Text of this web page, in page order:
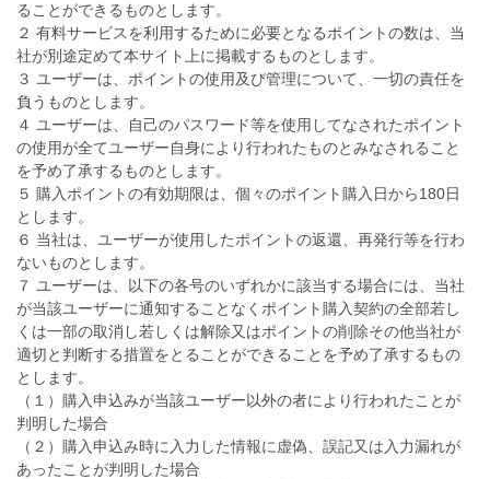
ることができるものとします。
２ 有料サービスを利用するために必要となるポイントの数は、当
社が別途定めて本サイト上に掲載するものとします。
３ ユーザーは、ポイントの使用及び管理について、一切の責任を
負うものとします。
４ ユーザーは、自己のパスワード等を使用してなされたポイント
の使用が全てユーザー自身により行われたものとみなされること
を予め了承するものとします。
５ 購入ポイントの有効期限は、個々のポイント購入日から180日
とします。
６ 当社は、ユーザーが使用したポイントの返還、再発行等を行わ
ないものとします。
７ ユーザーは、以下の各号のいずれかに該当する場合には、当社
が当該ユーザーに通知することなくポイント購入契約の全部若し
くは一部の取消し若しくは解除又はポイントの削除その他当社が
適切と判断する措置をとることができることを予め了承するもの
とします。
（１）購入申込みが当該ユーザー以外の者により行われたことが
判明した場合
（２）購入申込み時に入力した情報に虚偽、誤記又は入力漏れが
あったことが判明した場合